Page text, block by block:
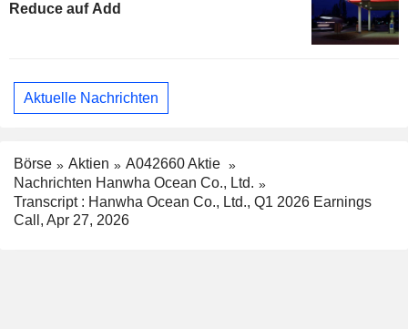
Reduce auf Add
Aktuelle Nachrichten
Börse Aktien
A042660 Aktie
Nachrichten Hanwha Ocean Co., Ltd.
Transcript : Hanwha Ocean Co., Ltd., Q1 2026 Earnings
Call, Apr 27, 2026